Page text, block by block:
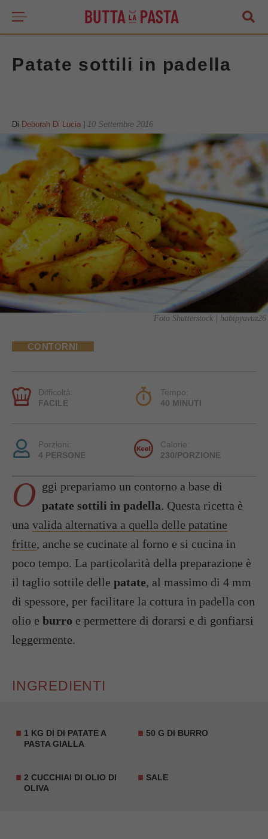
Patate sottili in padella
Di Deborah Di Lucia 10 Settembre 2016
Foto Shutterstock | habipyavuz26
CONTORNI
Difficoltà:
FACILE
Tempo:
40 MINUTI
Porzioni:
4 PERSONE
Calorie:
230/PORZIONE
O ggi prepariamo un contorno a base di
patate sottili in padella. Questa ricetta è
una valida alternativa a quella delle patatine
fritte, anche se cucinate al forno e si cucina in
poco tempo. La particolarità della preparazione è
il taglio sottile delle patate, al massimo di 4 mm
di spessore, per facilitare la cottura in padella con
olio e burro e permettere di dorarsi e di gonfiarsi
leggermente.
INGREDIENTI
1 KG DI DI PATATE A
PASTA GIALLA
50 G DI BURRO
2 CUCCHIAI DI OLIO DI
OLIVA
SALE